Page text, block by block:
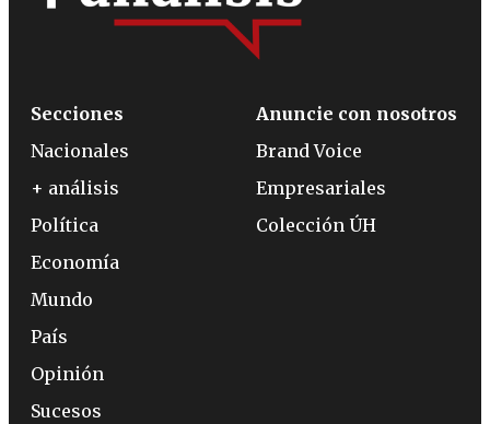
Secciones
Nacionales
+ análisis
Política
Economía
Mundo
País
Opinión
Sucesos
Anuncie con nosotros
Brand Voice
Empresariales
Colección ÚH